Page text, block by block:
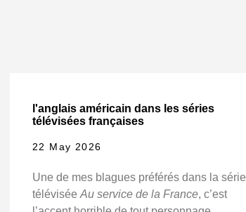
l'anglais américain dans les séries
télévisées françaises
22 May 2026
Une de mes blagues préférés dans la série
télévisée Au service de la France, c’est